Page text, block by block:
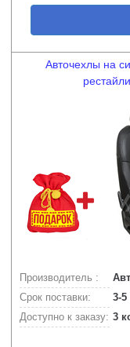
Авточехлы на
Производитель :
Срок поставки:
3-5
Доступно к заказу: 3